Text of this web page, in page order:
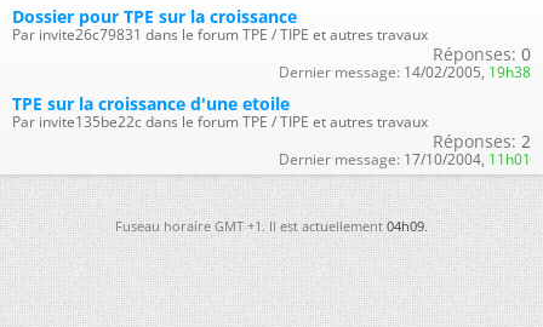
Dossier pour TPE sur la croissance
Par invite26c79831 dans le forum TPE / TIPE et autres travaux
Réponses: 0
Dernier message: 14/02/2005, 19h38
TPE sur la croissance d'une etoile
Par invite135be22c dans le forum TPE / TIPE et autres travaux
Réponses: 2
Dernier message: 17/10/2004, 11h01
Fuseau horaire GMT +1. Il est actuellement04h09.